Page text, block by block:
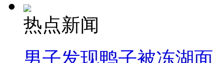
热点新闻
男子发现鸭子被冻湖